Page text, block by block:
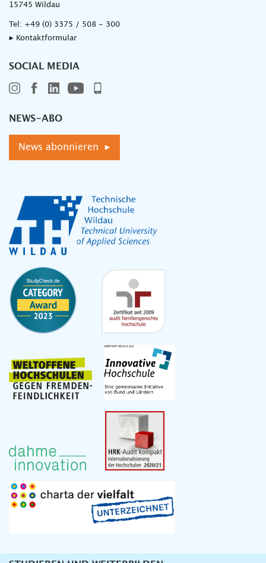
15745 Wildau
Tel: +49 (0) 3375 / 508 - 300
▸ Kontaktformular
SOCIAL MEDIA
NEWS-ABO
News abonnieren ▸